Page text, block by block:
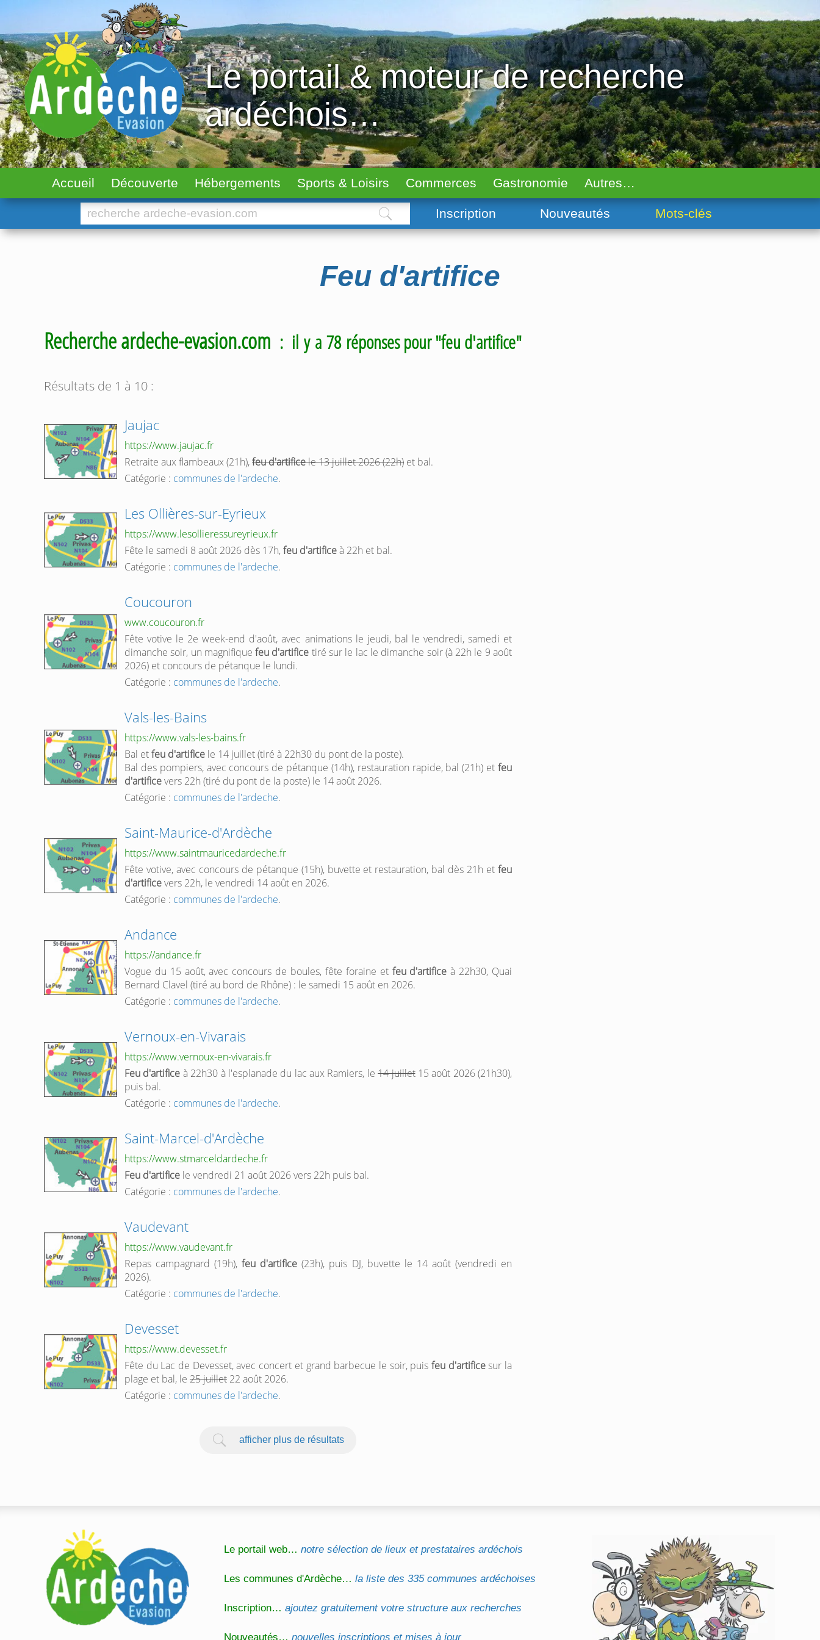
Le portail & moteur de recherche
ardéchois…
Accueil Découverte Hébergements Sports & Loisirs Commerces Gastronomie Autres…
Inscription Nouveautés Mots-clés
Feu d'artifice
Recherche ardeche-evasion.com : il y a 78 réponses pour "feu d'artifice"
Résultats de 1 à 10 :
Jaujac
https://www.jaujac.fr
Retraite aux flambeaux (21h),feud'artificele 13 juillet 2026 (22h) et bal.
Catégorie : communes de l'ardeche.
Les Ollières-sur-Eyrieux
https://www.lesollieressureyrieux.fr
Fête le samedi 8 août 2026 dès 17h,feu d'artificeà 22h et bal.
Catégorie : communes de l'ardeche.
Coucouron
www.coucouron.fr
Fête votive le 2e week-end d'août, avec animations le jeudi, bal le vendredi, samedi et
dimanche soir, un magnifiquefeu d'artifice tiré sur le lac le dimanche soir (à 22h le 9 août
2026) et concours de pétanque le lundi.
Catégorie : communes de l'ardeche.
Vals-les-Bains
https://www.vals-les-bains.fr
Bal etfeu d'artifice le 14 juillet (tiré à 22h30 du pont de la poste).
Bal des pompiers, avec concours de pétanque (14h), restauration rapide, bal (21h) et feu
d'artificevers 22h (tiré du pont de la poste) le 14 août 2026.
Catégorie : communes de l'ardeche.
Saint-Maurice-d'Ardèche
https://www.saintmauricedardeche.fr
Fête votive, avec concours de pétanque (15h), buvette et restauration, bal dès 21h et feu
d'artificevers 22h, le vendredi 14 août en 2026.
Catégorie : communes de l'ardeche.
Andance
https://andance.fr
Vogue du 15 août, avec concours de boules, fête foraine et feu d'artifice à 22h30, Quai
Bernard Clavel (tiré au bord de Rhône) : le samedi 15 août en 2026.
Catégorie : communes de l'ardeche.
Vernoux-en-Vivarais
https://www.vernoux-en-vivarais.fr
Feu d'artifice à 22h30 à l'esplanade du lac aux Ramiers, le14 juillet15 août 2026 (21h30),
puis bal.
Catégorie : communes de l'ardeche.
Saint-Marcel-d'Ardèche
https://www.stmarceldardeche.fr
Feu d'artifice le vendredi 21 août 2026 vers 22h puis bal.
Catégorie : communes de l'ardeche.
Vaudevant
https://www.vaudevant.fr
Repas campagnard (19h),feu d'artifice (23h), puis DJ, buvette le 14 août (vendredi en
2026).
Catégorie : communes de l'ardeche.
Devesset
https://www.devesset.fr
Fête du Lac de Devesset, avec concert et grand barbecue le soir, puis feu d'artificesur la
plage et bal, le 25 juillet 22 août 2026.
Catégorie : communes de l'ardeche.
afficher plus de résultats
Le portail web… notre sélection de lieux et prestataires ardéchois
Les communes d'Ardèche… la liste des 335 communes ardéchoises
Inscription… ajoutez gratuitement votre structure aux recherches
Nouveautés… nouvelles inscriptions et mises à jour